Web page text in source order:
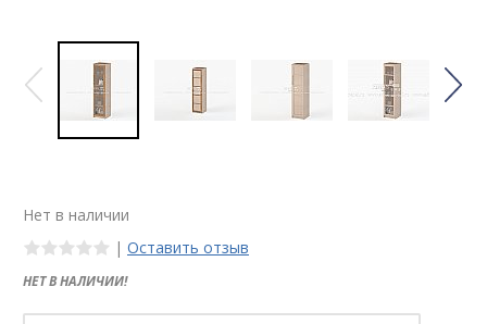
Нет в наличии
| Оставить отзыв
НЕТ В НАЛИЧИИ!